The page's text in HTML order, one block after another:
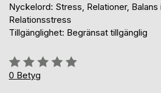
Nyckelord: Stress, Relationer, Balans
Relationsstress
Tillgänglighet: Begränsat tillgänglig
Betyg::
0%
0 Betyg